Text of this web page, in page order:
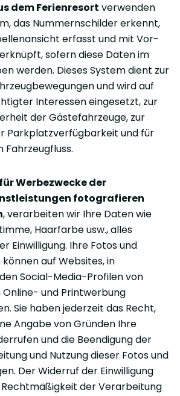
dem Ferienresort verwenden
das Nummernschilder erkennt,
erfasst und mit Vor-
sofern diese Daten im
werden. Dieses System dient zur
und wird auf
Interessen eingesetzt, zur
der Gästefahrzeuge, zur
Parkplatzverfügbarkeit und für
Fahrzeugfluss.
Werbezwecke der
fotografieren
, verarbeiten wir Ihre Daten wie
Haarfarbe usw., alles
Einwilligung. Ihre Fotos und
auf Websites, in
Social-Media-Profilen von
Online- und Printwerbung
Sie haben jederzeit das Recht,
Angabe von Gründen Ihre
und die Beendigung der
und Nutzung dieser Fotos und
Der Widerruf der Einwilligung
der Verarbeitung